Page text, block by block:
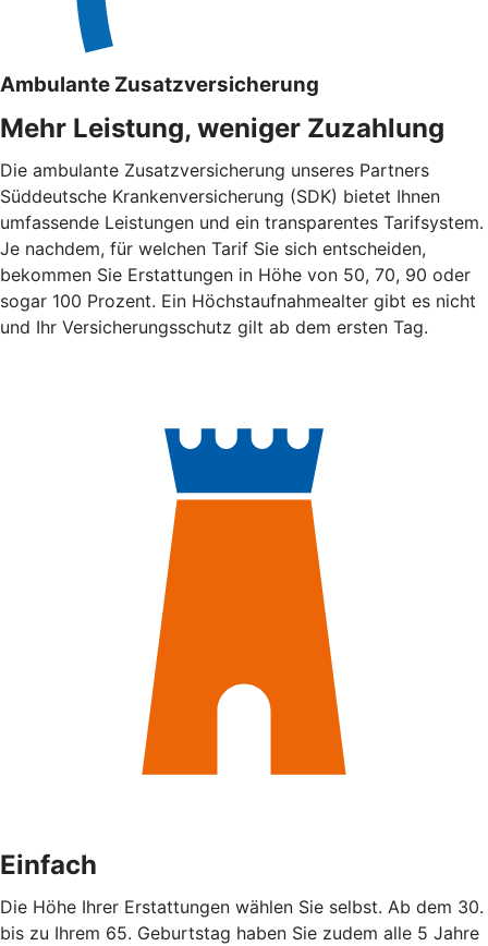
Ambulante Zusatzversicherung
Mehr Leistung, weniger Zuzahlung
Die ambulante Zusatzversicherung unseres Partners
Süddeutsche Krankenversicherung (SDK) bietet Ihnen
umfassende Leistungen und ein transparentes Tarifsystem.
Je nachdem, für welchen Tarif Sie sich entscheiden,
bekommen Sie Erstattungen in Höhe von 50, 70, 90 oder
sogar 100 Prozent. Ein Höchstaufnahmealter gibt es nicht
und Ihr Versicherungsschutz gilt ab dem ersten Tag.
Einfach
Die Höhe Ihrer Erstattungen wählen Sie selbst. Ab dem 30.
bis zu Ihrem 65. Geburtstag haben Sie zudem alle 5 Jahre